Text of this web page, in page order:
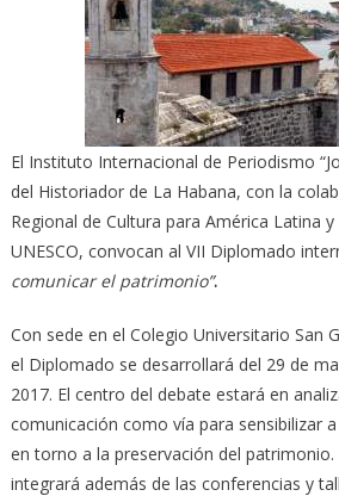
El Instituto Internacional de Periodismo
del Historiador de La Habana, con la
Regional de Cultura para América Latina y
UNESCO, convocan al VII Diplomado
comunicar el patrimonio”.
Con sede en el Colegio Universitario San
el Diplomado se desarrollará del 29 de
2017. El centro del debate estará en
comunicación como vía para sensibilizar
en torno a la preservación del
integrará además de las conferencias y